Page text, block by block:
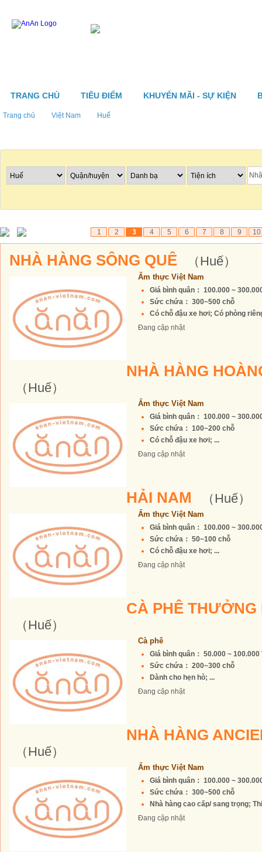
TRANG CHỦ TIÊU ĐIỂM KHUYẾN MÃI - SỰ KIỆN
Trang chủ Việt Nam Huế
1 2 3 4 5 6 7 8 9 10
NHÀ HÀNG SÔNG QUÊ （Huế）
Ẩm thực Việt Nam
Giá bình quân： 100.000 ~
Sức chứa： 300~500 chỗ
Có chỗ đậu xe hơi; Có phòng
Đang cập nhật
NHÀ HÀNG
（Huế）
Ẩm thực Việt Nam
Giá bình quân： 100.000 ~
Sức chứa： 100~200 chỗ
Có chỗ đậu xe hơi; ...
Đang cập nhật
HẢI NAM （Huế）
Ẩm thực Việt Nam
Giá bình quân： 100.000 ~
Sức chứa： 50~100 chỗ
Có chỗ đậu xe hơi; ...
Đang cập nhật
CÀ PHÊ THƯỞNG
（Huế）
Cà phê
Giá bình quân： 50.000 ~ 100.000
Sức chứa： 200~300 chỗ
Dành cho hẹn hò; ...
Đang cập nhật
NHÀ HÀNG
（Huế）
Ẩm thực Việt Nam
Giá bình quân： 100.000 ~
Sức chứa： 300~500 chỗ
Nhà hàng cao cấp/ sang trọng;
Đang cập nhật